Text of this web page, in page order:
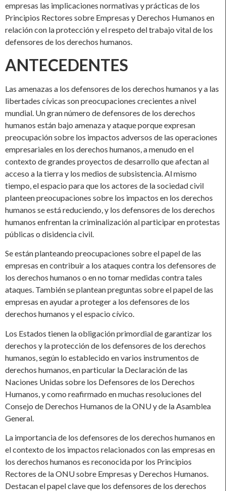
empresas las implicaciones normativas y prácticas de los
Principios Rectores sobre Empresas y Derechos Humanos en
relación con la protección y el respeto del trabajo vital de los
defensores de los derechos humanos.
ANTECEDENTES
Las amenazas a los defensores de los derechos humanos y a las
libertades cívicas son preocupaciones crecientes a nivel
mundial. Un gran número de defensores de los derechos
humanos están bajo amenaza y ataque porque expresan
preocupación sobre los impactos adversos de las operaciones
empresariales en los derechos humanos, a menudo en el
contexto de grandes proyectos de desarrollo que afectan al
acceso a la tierra y los medios de subsistencia. Al mismo
tiempo, el espacio para que los actores de la sociedad civil
planteen preocupaciones sobre los impactos en los derechos
humanos se está reduciendo, y los defensores de los derechos
humanos enfrentan la criminalización al participar en protestas
públicas o disidencia civil.
Se están planteando preocupaciones sobre el papel de las
empresas en contribuir a los ataques contra los defensores de
los derechos humanos o en no tomar medidas contra tales
ataques. También se plantean preguntas sobre el papel de las
empresas en ayudar a proteger a los defensores de los
derechos humanos y el espacio cívico.
Los Estados tienen la obligación primordial de garantizar los
derechos y la protección de los defensores de los derechos
humanos, según lo establecido en varios instrumentos de
derechos humanos, en particular la Declaración de las
Naciones Unidas sobre los Defensores de los Derechos
Humanos, y como reafirmado en muchas resoluciones del
Consejo de Derechos Humanos de la ONU y de la Asamblea
General.
La importancia de los defensores de los derechos humanos en
el contexto de los impactos relacionados con las empresas en
los derechos humanos es reconocida por los Principios
Rectores de la ONU sobre Empresas y Derechos Humanos.
Destacan el papel clave que los defensores de los derechos